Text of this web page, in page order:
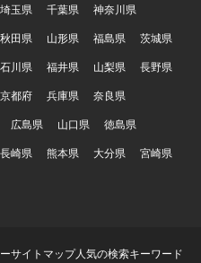
埼玉県 千葉県
神奈川県
秋田県 山形県 福島県
茨城県
石川県 福井県 山梨県
長野県
京都府 兵庫県
奈良県
広島県 山口県
徳島県
長崎県 熊本県 大分県
宮崎県
サイトマップ人気の検索キーワード